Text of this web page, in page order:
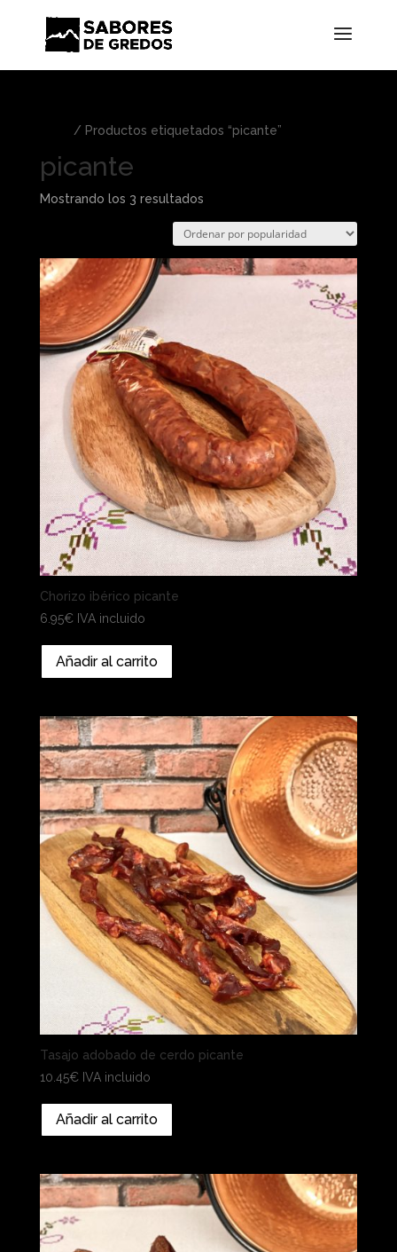
/ Productos etiquetados “picante”
picante
Mostrando los 3 resultadosOrdenado
popularidad
Chorizo ibérico picante
6.95€ IVA incluido
Añadir al carrito
Tasajo adobado de cerdo picante
10.45€ IVA incluido
Añadir al carrito